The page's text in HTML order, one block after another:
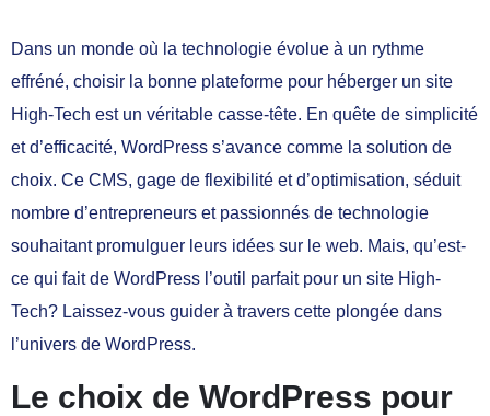
Dans un monde où la technologie évolue à un rythme
effréné, choisir la bonne plateforme pour héberger un site
High-Tech est un véritable casse-tête. En quête de simplicité
et d’efficacité, WordPress s’avance comme la solution de
choix. Ce CMS, gage de flexibilité et d’optimisation, séduit
nombre d’entrepreneurs et passionnés de technologie
souhaitant promulguer leurs idées sur le web. Mais, qu’est-
ce qui fait de WordPress l’outil parfait pour un site High-
Tech? Laissez-vous guider à travers cette plongée dans
l’univers de WordPress.
Le choix de WordPress pour